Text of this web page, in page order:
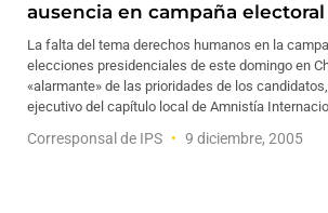
ausencia en campaña electoral
La falta del tema derechos humanos en la
elecciones presidenciales de este domingo en
«alarmante» de las prioridades de los
ejecutivo del capítulo local de Amnistía
Corresponsal de IPS 9 diciembre, 2005